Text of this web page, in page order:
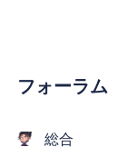
フォーラム
総合